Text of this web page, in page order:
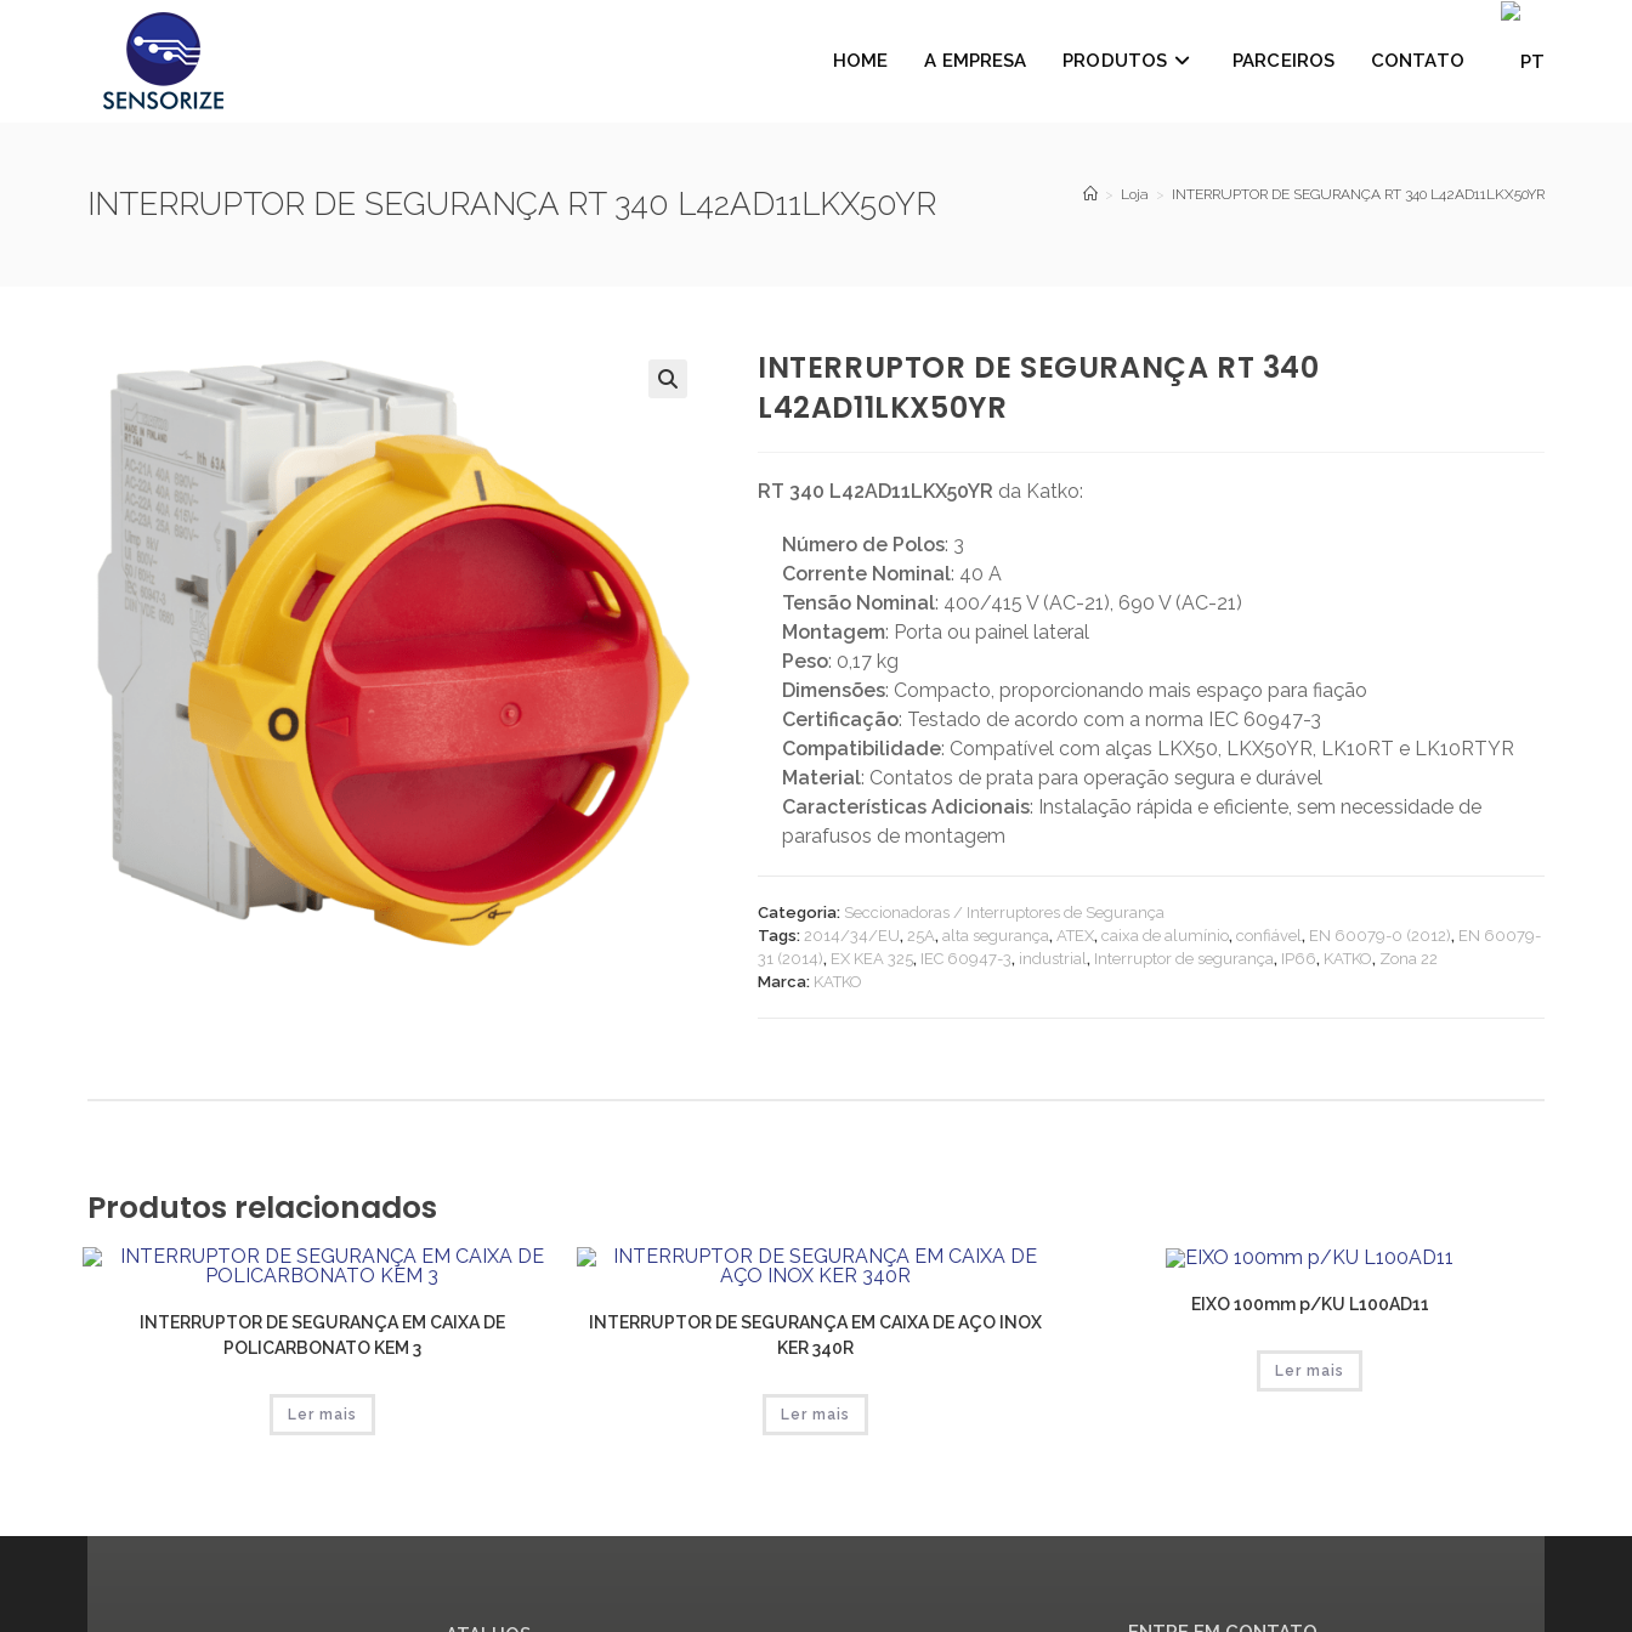
HOME A EMPRESA PRODUTOS PARCEIROS CONTATO
INTERRUPTOR DE SEGURANÇA RT 340 L42AD11LKX50YR > Loja > INTERRUPTOR DE SEGURANÇA RT 340 L42AD11LKX50YR
INTERRUPTOR DE SEGURANÇA RT 340
L42AD11LKX50YR
RT 340 L42AD11LKX50YR da Katko:
Número de Polos: 3
Corrente Nominal: 40 A
Tensão Nominal: 400/415 V (AC-21), 690 V (AC-21)
Montagem: Porta ou painel lateral
Peso: 0,17 kg
Dimensões: Compacto, proporcionando mais espaço para fiação
Certificação: Testado de acordo com a norma IEC 60947-3
Compatibilidade: Compatível com alças LKX50, LKX50YR, LK10RT e LK10RTYR
Material: Contatos de prata para operação segura e durável
Características Adicionais: Instalação rápida e eficiente, sem necessidade de
parafusos de montagem
Categoria: Seccionadoras / Interruptores de Segurança
Tags: 2014/34/EU, 25A, alta segurança, ATEX, caixa de alumínio, confiável, EN 60079-0 (2012), EN 60079-
31 (2014), EX KEA 325, IEC 60947-3, industrial, Interruptor de segurança, IP66, KATKO, Zona 22
Marca: KATKO
Produtos relacionados
INTERRUPTOR DE SEGURANÇA EM CAIXA DE
POLICARBONATO KEM 3
Ler mais
INTERRUPTOR DE SEGURANÇA EM CAIXA DE AÇO INOX
KER 340R
Ler mais
EIXO 100mm p/KU L100AD11
Ler mais